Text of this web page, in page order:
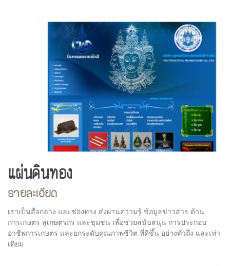
แผ่นดินทอง
รายละเอียด
เราเป็นสื่อกลาง และช่องทาง ส่งผ่านความรู้ ข้อมูลข่าวสาร ด้าน
การเกษตร สู่เกษตรกร และชุมชน เพื่อช่วยสนับสนุน การประกอบ
อาชีพการเกษตร และยกระดับคุณภาพชีวิต ที่ดีขึ้น อย่างทั่วถึง และเท่า
เทียม